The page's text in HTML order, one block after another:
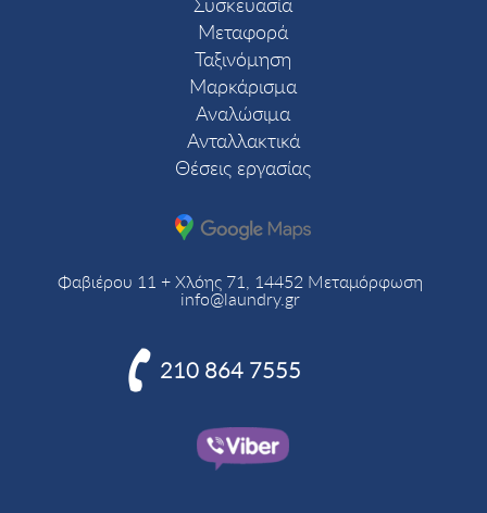
Μεταφορά
Ταξινόμηση
Μαρκάρισμα
Αναλώσιμα
Ανταλλακτικά
Θέσεις εργασίας
Φαβιέρου 11 + Χλόης 71, 14452 Μεταμόρφωση
info@laundry.gr
210 864 7555